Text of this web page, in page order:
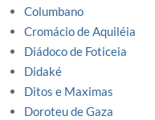
Columbano
Cromácio de Aquiléia
Diádoco de Foticeia
Didaké
Ditos e Maximas
Doroteu de Gaza